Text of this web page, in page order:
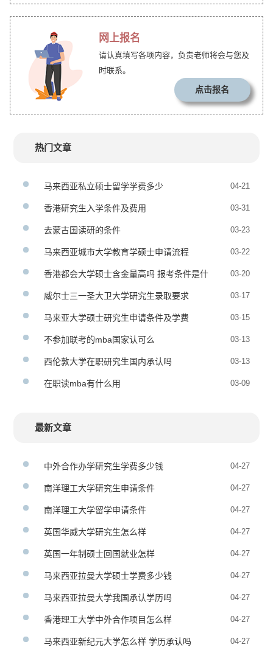
网上报名
请认真填写各项内容，负责老师将会与您及
时联系。
点击报名
热门文章
马来西亚私立硕士留学学费多少 04-21
香港研究生入学条件及费用 03-31
去蒙古国读研的条件 03-23
马来西亚城市大学教育学硕士申请流程 03-22
香港都会大学硕士含金量高吗 报考条件是什
么
03-20
威尔士三一圣大卫大学研究生录取要求 03-17
马来亚大学硕士研究生申请条件及学费 03-15
不参加联考的mba国家认可么 03-13
西伦敦大学在职研究生国内承认吗 03-13
在职读mba有什么用 03-09
最新文章
中外合作办学研究生学费多少钱 04-27
南洋理工大学研究生申请条件 04-27
南洋理工大学留学申请条件 04-27
英国华威大学研究生怎么样 04-27
英国一年制硕士回国就业怎样 04-27
马来西亚拉曼大学硕士学费多少钱 04-27
马来西亚拉曼大学我国承认学历吗 04-27
香港理工大学中外合作项目怎么样 04-27
马来西亚新纪元大学怎么样 学历承认吗 04-27